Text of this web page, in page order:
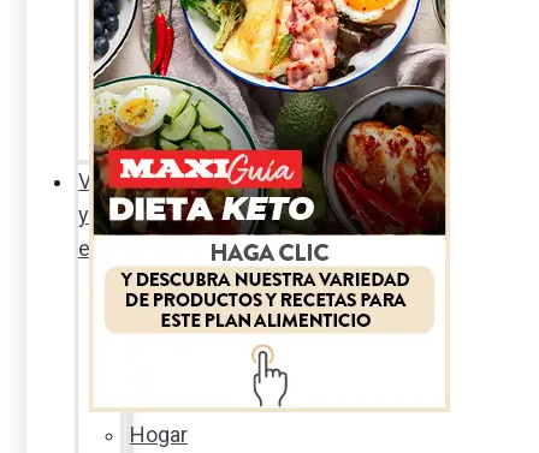
Sexualidad
responsable
En
la
percha
Vida
y
estilo
Productos
nuevos
Hogar